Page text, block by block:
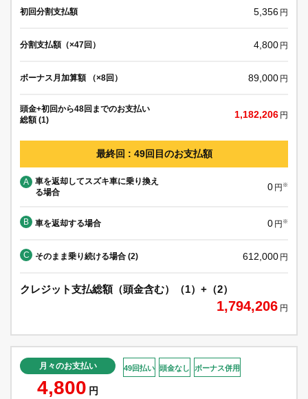
初回分割支払額 5,356 円
分割支払額（×47回） 4,800 円
ボーナス月加算額 （×8回） 89,000 円
頭金+初回から48回までのお支払い
総額 (1)
1,182,206 円
最終回 : 49回目のお支払額
A
車を返却してスズキ車に乗り換え
る場合
0 円 ※
B 車を返却する場合 0 円 ※
C そのまま乗り続ける場合 (2) 612,000 円
クレジット支払総額（頭金含む）（1）+（2）
1,794,206 円
月々のお支払い
4,800 円
49回払い 頭金なし ボーナス併用